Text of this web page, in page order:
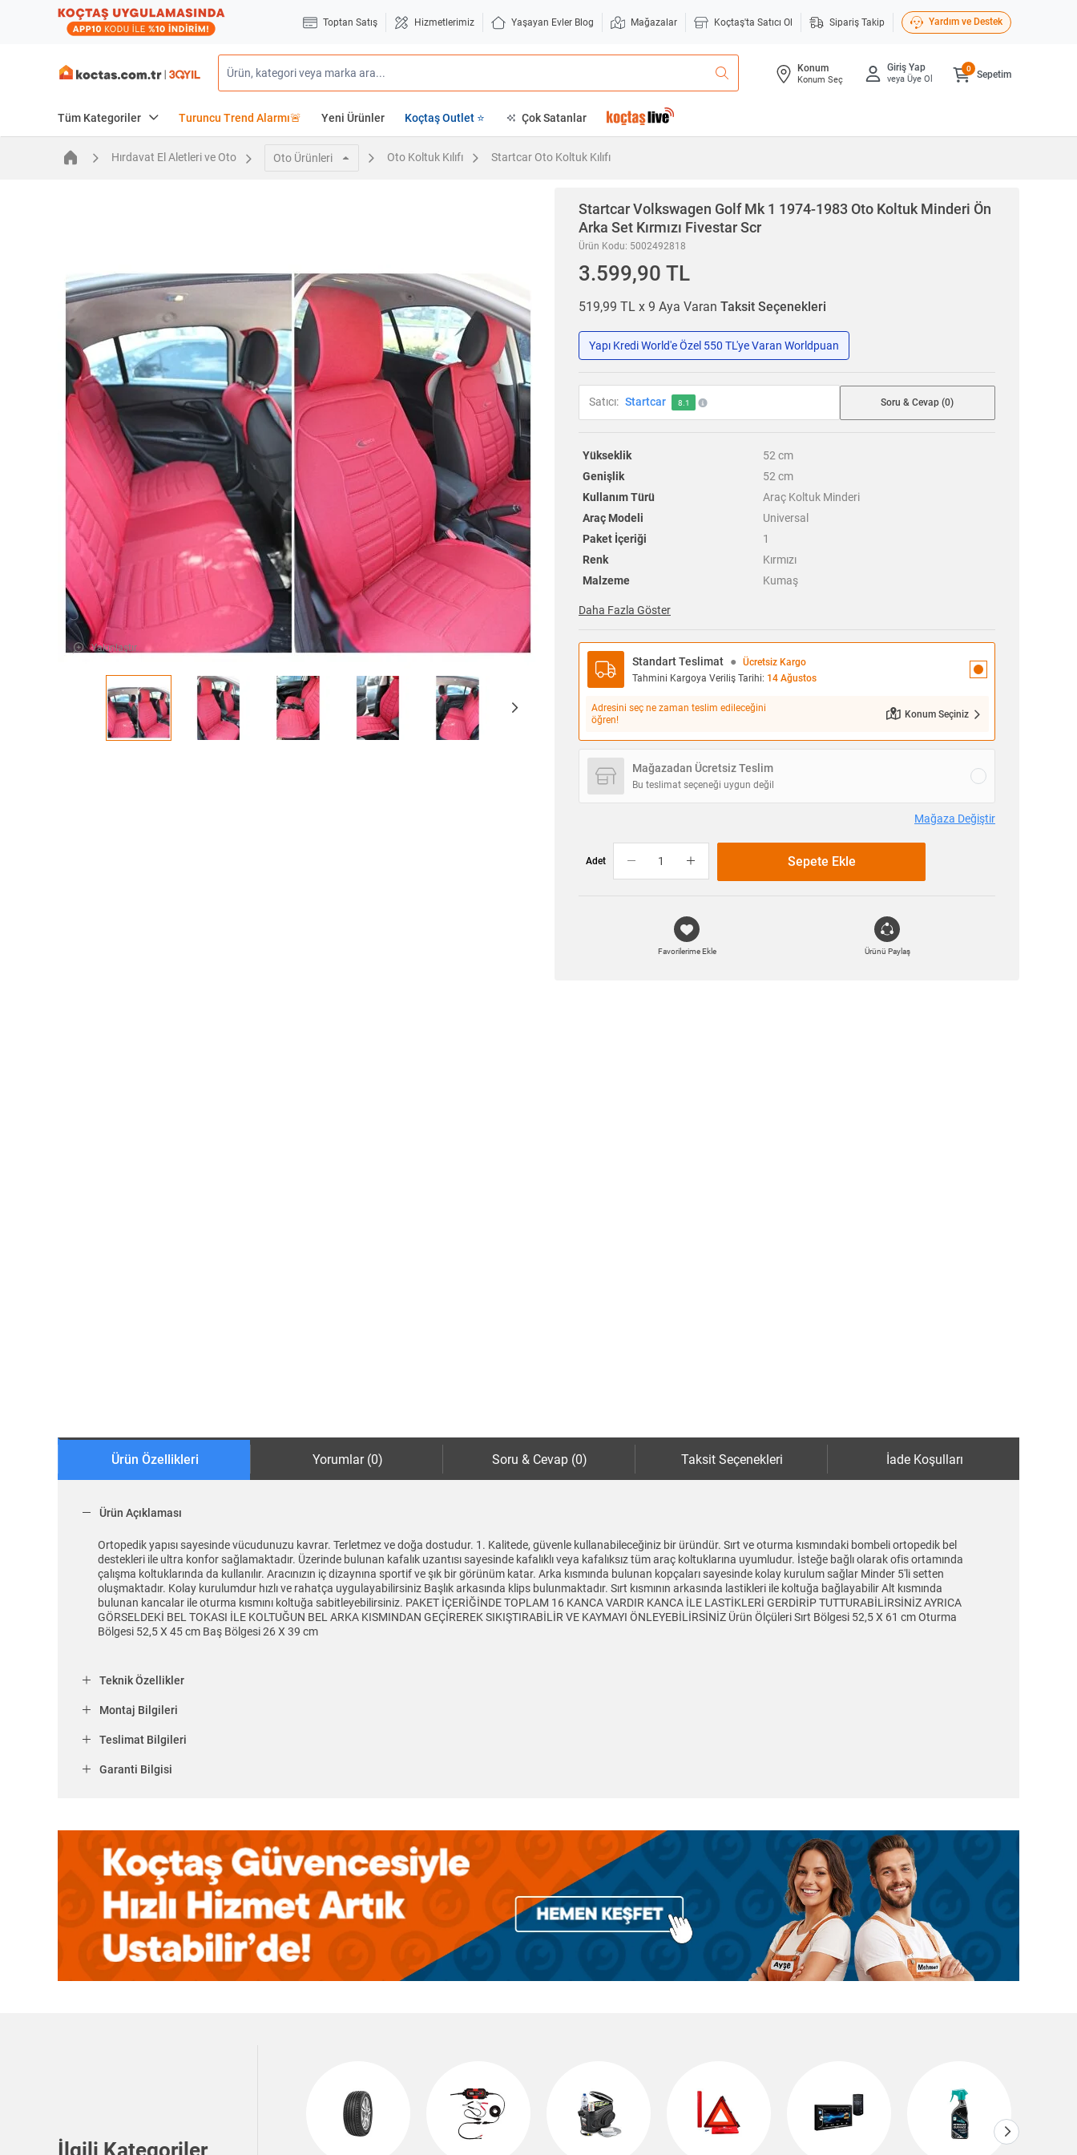
Toptan Satış Hizmetlerimiz Yaşayan Evler Blog Mağazalar Koçtaş'ta Satıcı Ol Sipariş Takip Yardım ve Destek
Konum
Konum Seç
Giriş Yap
veya Üye Ol Sepetim
0
Tüm Kategoriler Turuncu Trend Alarmı🚨 Yeni Ürünler Koçtaş Outlet ⭐ Çok Satanlar
Hırdavat El Aletleri ve Oto Oto Ürünleri Oto Koltuk Kılıfı Startcar Oto Koltuk Kılıfı
Yakınlaştır
StartcarVolkswagen Golf Mk 1 1974-1983 Oto Koltuk Minderi Ön
Arka Set Kırmızı Fivestar Scr
Ürün Kodu: 5002492818
3.599,90 TL
519,99 TL x 9 Aya Varan Taksit Seçenekleri
Yapı Kredi World'e Özel 550 TL'ye Varan Worldpuan
Satıcı: Startcar 8.1 Soru & Cevap (0)
Yükseklik 52 cm
Genişlik
52 cm
Kullanım Türü
Araç Koltuk Minderi
Araç Modeli
Universal
Paket İçeriği
1
Renk
Kırmızı
Malzeme
Kumaş
Daha Fazla Göster
Standart Teslimat ●
Ücretsiz Kargo
Tahmini Kargoya Veriliş Tarihi: 14 Ağustos
Adresini seç ne zaman teslim edileceğini
öğren!
Konum Seçiniz
Mağazadan Ücretsiz Teslim
Bu teslimat seçeneği uygun değil
Mağaza Değiştir
Adet Sepete Ekle
Favorilerime Ekle Ürünü Paylaş
Ürün Özellikleri Yorumlar (0) Soru & Cevap (0) Taksit Seçenekleri İade Koşulları
Ürün Açıklaması
Ortopedik yapısı sayesinde vücudunuzu kavrar. Terletmez ve doğa dostudur. 1. Kalitede, güvenle kullanabileceğiniz bir üründür. Sırt ve oturma kısmındaki bombeli ortopedik bel
destekleri ile ultra konfor sağlamaktadır. Üzerinde bulunan kafalık uzantısı sayesinde kafalıklı veya kafalıksız tüm araç koltuklarına uyumludur. İsteğe bağlı olarak ofis ortamında
çalışma koltuklarında da kullanılır. Aracınızın iç dizaynına sportif ve şık bir görünüm katar. Arka kısmında bulunan kopçaları sayesinde kolay kurulum sağlar Minder 5'li setten
oluşmaktadır. Kolay kurulumdur hızlı ve rahatça uygulayabilirsiniz Başlık arkasında klips bulunmaktadır. Sırt kısmının arkasında lastikleri ile koltuğa bağlayabilir Alt kısmında
bulunan kancalar ile oturma kısmını koltuğa sabitleyebilirsiniz. PAKET İÇERİĞİNDE TOPLAM 16 KANCA VARDIR KANCA İLE LASTİKLERİ GERDİRİP TUTTURABİLİRSİNİZ AYRICA
GÖRSELDEKİ BEL TOKASI İLE KOLTUĞUN BEL ARKA KISMINDAN GEÇİREREK SIKIŞTIRABİLİR VE KAYMAYI ÖNLEYEBİLİRSİNİZ Ürün Ölçüleri Sırt Bölgesi 52,5 X 61 cm Oturma
Bölgesi 52,5 X 45 cm Baş Bölgesi 26 X 39 cm
Teknik Özellikler
Montaj Bilgileri
Teslimat Bilgileri
Garanti Bilgisi